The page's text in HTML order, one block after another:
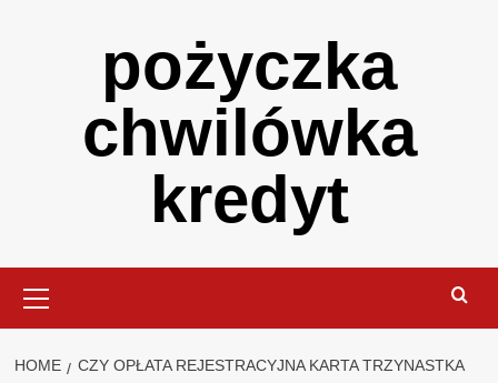
pożyczka
chwilówka
kredyt
Menu
HOME
CZY OPŁATA REJESTRACYJNA KARTA TRZYNASTKA